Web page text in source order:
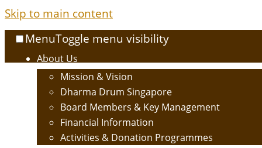
Skip to main content
MenuToggle menu visibility
About Us
Mission & Vision
Dharma Drum Singapore
Board Members & Key Management
Financial Information
Activities & Donation Programmes